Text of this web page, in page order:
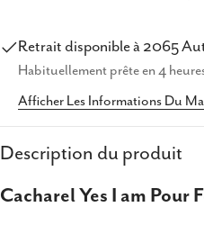
Retrait disponible à 2065
Habituellement prête en 4
Afficher Les Informations Du
Description du produit
Cacharel Yes I am Pour
Partager ce produit